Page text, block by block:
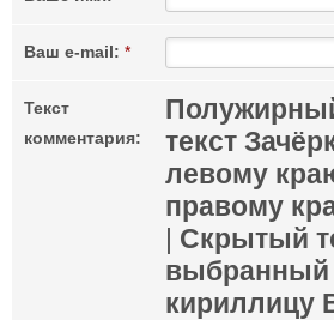
Ваш e-mail: *
Текст
комментария:
текст
левому
правому
| Скрытый
выбранный
кириллицу